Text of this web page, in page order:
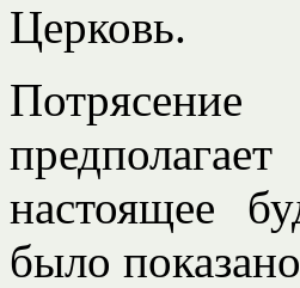
Церковь.
настоящее
было